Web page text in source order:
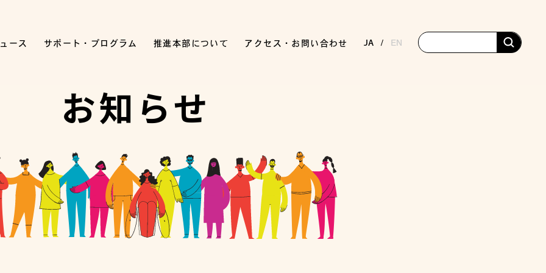
ース サポート・プログラム 推進本部について アクセス・お問い合わせ EN
JA
お知らせ